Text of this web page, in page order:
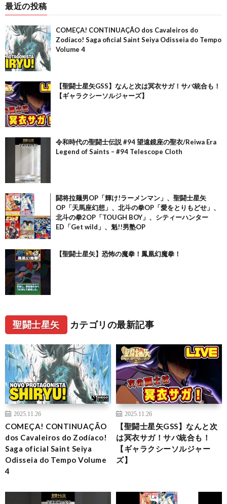
最近の投稿
COMEÇA! CONTINUAÇÃO dos Cavaleiros do
Zodíaco! Saga oficial Saint Seiya Odisseia do Tempo
Volume 4
【聖闘士星矢GSS】なんと次は冥衣サガ！サバ統合も！
【ギャラクシーソルジャーズ】
令和時代の聖闘士伝説 #94 望遠鏡座の聖衣/Reiwa Era
Legend of Saints – #94 Telescope Cloth
闘将拉麺男OP「輝け!ラーメンマン」、聖闘士星矢
OP「天馬座幻想」、北斗の拳OP「愛をとりもどせ」、
北斗の拳2OP「TOUGH BOY」、シティーハンター
ED「Get wild」、魁!!男塾OP
【聖闘士星矢】恐怖の魔拳！鳳凰幻魔拳！
聖闘士星矢 カテゴリの最新記事
2025.11.26
COMEÇA! CONTINUAÇÃO
dos Cavaleiros do Zodíaco!
Saga oficial Saint Seiya
Odisseia do Tempo Volume
4
2025.11.26
【聖闘士星矢GSS】なんと次
は冥衣サガ！サバ統合も！
【ギャラクシーソルジャー
ズ】